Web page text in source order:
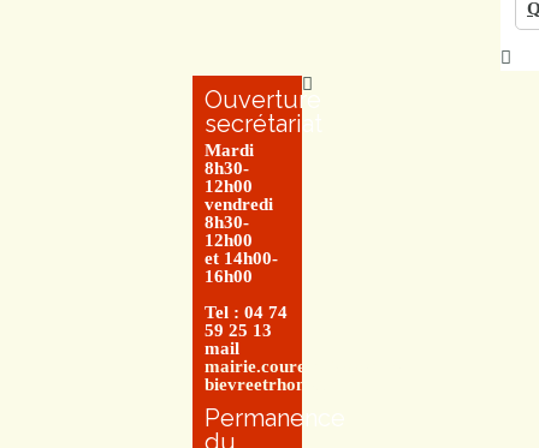
Ouverture
secrétariat
Mardi
8h30-
12h00
vendredi
8h30-
12h00
et 14h00-
16h00
Tel : 04 74
59 25 13
mail
mairie.couretbuis@entre-
bievreetrhone.fr
Permanence
du